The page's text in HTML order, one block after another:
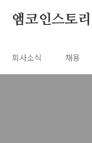
앰코인스토리
회사소식 채용